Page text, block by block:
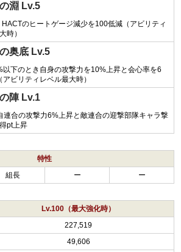
淵 Lv.5
のヒートゲージ減少を100低減（アビリティ
時）
奥底 Lv.5
以下のとき自身の攻撃力を10%上昇と会心率を6
ビリティレベル最大時）
陣 Lv.1
連合の攻撃力6%上昇と敵連合の迎撃部隊キャラ撃
pt上昇
特性
組長 ー ー
Lv.100（最大強化時）
227,519
49,606